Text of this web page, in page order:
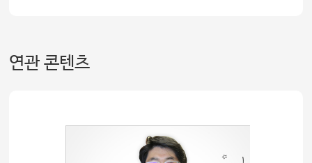
연관 콘텐츠